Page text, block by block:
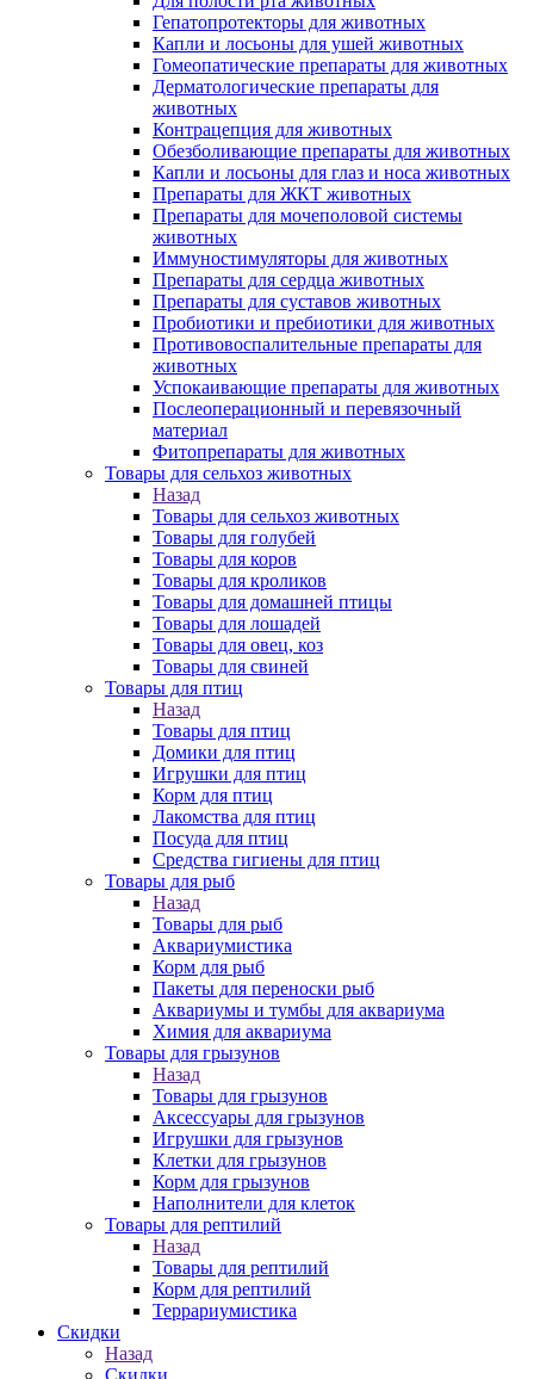
Гепатопротекторы для животных
Капли и лосьоны для ушей животных
Гомеопатические препараты для животных
Дерматологические препараты для
животных
Контрацепция для животных
Обезболивающие препараты для животных
Капли и лосьоны для глаз и носа животных
Препараты для ЖКТ животных
Препараты для мочеполовой системы
животных
Иммуностимуляторы для животных
Препараты для сердца животных
Препараты для суставов животных
Пробиотики и пребиотики для животных
Противовоспалительные препараты для
животных
Успокаивающие препараты для животных
Послеоперационный и перевязочный
материал
Фитопрепараты для животных
Товары для сельхоз животных
Назад
Товары для сельхоз животных
Товары для голубей
Товары для коров
Товары для кроликов
Товары для домашней птицы
Товары для лошадей
Товары для овец, коз
Товары для свиней
Товары для птиц
Назад
Товары для птиц
Домики для птиц
Игрушки для птиц
Корм для птиц
Лакомства для птиц
Посуда для птиц
Средства гигиены для птиц
Товары для рыб
Назад
Товары для рыб
Аквариумистика
Корм для рыб
Пакеты для переноски рыб
Аквариумы и тумбы для аквариума
Химия для аквариума
Товары для грызунов
Назад
Товары для грызунов
Аксессуары для грызунов
Игрушки для грызунов
Клетки для грызунов
Корм для грызунов
Наполнители для клеток
Товары для рептилий
Назад
Товары для рептилий
Корм для рептилий
Террариумистика
Скидки
Назад
Скидки